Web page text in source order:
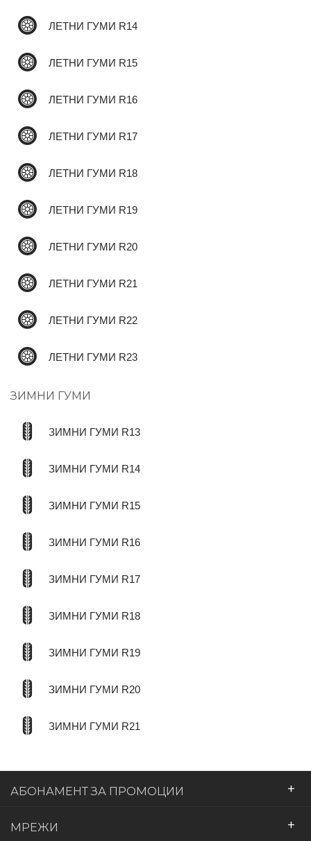
ЛЕТНИ ГУМИ R14
ЛЕТНИ ГУМИ R15
ЛЕТНИ ГУМИ R16
ЛЕТНИ ГУМИ R17
ЛЕТНИ ГУМИ R18
ЛЕТНИ ГУМИ R19
ЛЕТНИ ГУМИ R20
ЛЕТНИ ГУМИ R21
ЛЕТНИ ГУМИ R22
ЛЕТНИ ГУМИ R23
ЗИМНИ ГУМИ
ЗИМНИ ГУМИ R13
ЗИМНИ ГУМИ R14
ЗИМНИ ГУМИ R15
ЗИМНИ ГУМИ R16
ЗИМНИ ГУМИ R17
ЗИМНИ ГУМИ R18
ЗИМНИ ГУМИ R19
ЗИМНИ ГУМИ R20
ЗИМНИ ГУМИ R21
АБОНАМЕНТ ЗА ПРОМОЦИИ +
МРЕЖИ +